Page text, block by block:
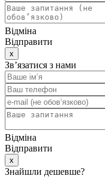
Відміна
Відправити
x
Зв’язатися з нами
Відміна
Відправити
x
Знайшли дешевше?